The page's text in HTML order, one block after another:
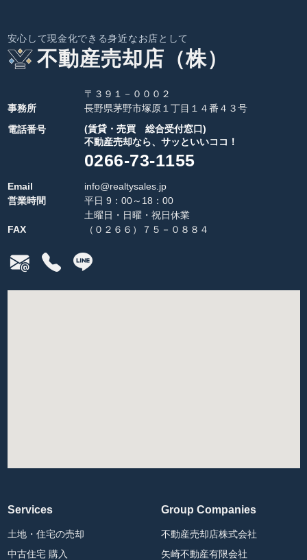
安心して現金化できる身近なお店として
不動産売却店（株）
〒３９１－０００２
事務所
長野県茅野市塚原１丁目１４番４３号
電話番号
(賃貸・売買 総合受付窓口)
不動産売却なら、サッといいココ！
0266-73-1155
Email
info@realtysales.jp
営業時間
平日 9：00～18：00
土曜日・日曜・祝日休業
FAX
（０２６６）７５－０８８４
Services
土地・住宅の売却
中古住宅 購入
Group Companies
不動産売却店株式会社
矢崎不動産有限会社